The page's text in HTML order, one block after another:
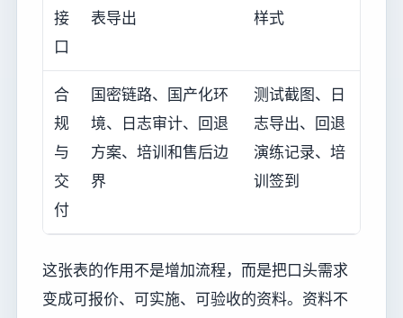
接
口
表导出
样式
合
规
与
交
付
国密链路、国产化环
境、日志审计、回退
方案、培训和售后边
界
测试截图、日
志导出、回退
演练记录、培
训签到
这张表的作用不是增加流程，而是把口头需求
变成可报价、可实施、可验收的资料。资料不